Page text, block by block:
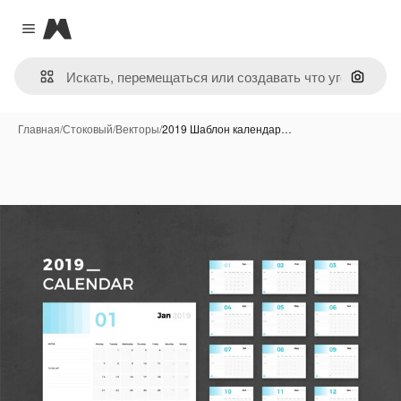
Close menu
Magnific
Поиск
Главная/Стоковый/Векторы/2019 Шаблон календар…